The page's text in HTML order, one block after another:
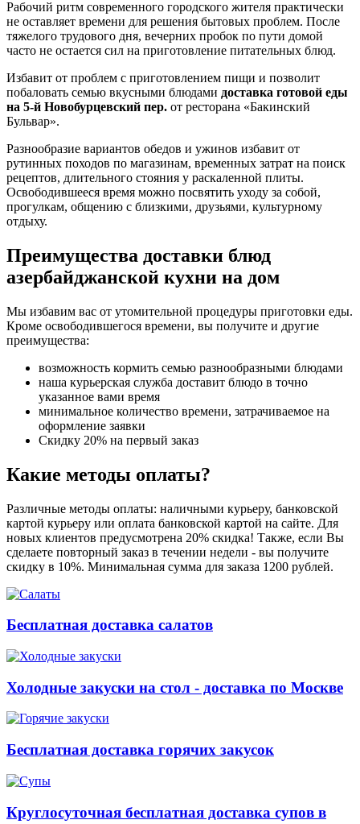
Рабочий ритм современного городского жителя практически
не оставляет времени для решения бытовых проблем. После
тяжелого трудового дня, вечерних пробок по пути домой
часто не остается сил на приготовление питательных блюд.
Избавит от проблем с приготовлением пищи и позволит
побаловать семью вкусными блюдами доставка готовой еды
на 5-й Новобурцевский пер. от ресторана «Бакинский
Бульвар».
Разнообразие вариантов обедов и ужинов избавит от
рутинных походов по магазинам, временных затрат на поиск
рецептов, длительного стояния у раскаленной плиты.
Освободившееся время можно посвятить уходу за собой,
прогулкам, общению с близкими, друзьями, культурному
отдыху.
Преимущества доставки блюд
азербайджанской кухни на дом
Мы избавим вас от утомительной процедуры приготовки еды.
Кроме освободившегося времени, вы получите и другие
преимущества:
возможность кормить семью разнообразными блюдами
наша курьерская служба доставит блюдо в точно
указанное вами время
минимальное количество времени, затрачиваемое на
оформление заявки
Скидку 20% на первый заказ
Какие методы оплаты?
Различные методы оплаты: наличными курьеру, банковской
картой курьеру или оплата банковской картой на сайте. Для
новых клиентов предусмотрена 20% скидка! Также, если Вы
сделаете повторный заказ в течении недели - вы получите
скидку в 10%. Минимальная сумма для заказа 1200 рублей.
Бесплатная доставка салатов
Холодные закуски на стол - доставка по Москве
Бесплатная доставка горячих закусок
Круглосуточная бесплатная доставка супов в